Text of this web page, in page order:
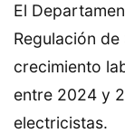
El
Regulación
crecimiento
entre 2024 y
electricistas.